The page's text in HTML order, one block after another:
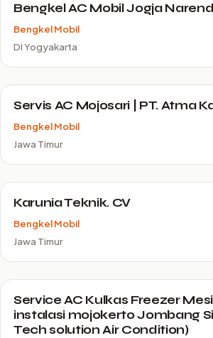
Bengkel AC Mobil Jogja
Bengkel Mobil
DI Yogyakarta
Servis AC Mojosari | PT. Atma
Bengkel Mobil
Jawa Timur
Karunia Teknik. CV
Bengkel Mobil
Jawa Timur
Service AC Kulkas Freezer
instalasi mojokerto Jombang
Tech solution Air Condition)